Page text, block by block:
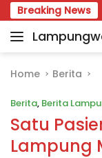
Skip
to
content
Breaking News
Kerja
Portal
Daerah
Terpercaya
dan
Terupdate
Home Berita
Berita, Berita
Satu
Lampung